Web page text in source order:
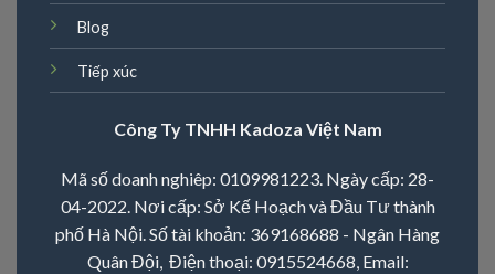
Blog
Tiếp xúc
Công Ty TNHH Kadoza Việt Nam
Mã số doanh nghiêp: 0109981223. Ngày cấp: 28-
04-2022. Nơi cấp: Sở Kế Hoạch và Đầu Tư thành
phố Hà Nội. Số tài khoản: 369168688 - Ngân Hàng
Quân Đội, Điện thoại: 0915524668, Email: